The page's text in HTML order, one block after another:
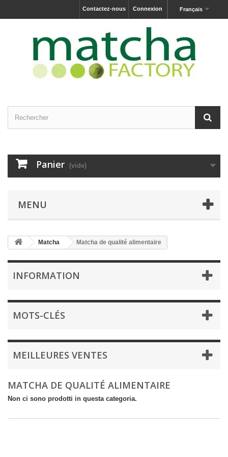
Français
Connexion
Contactez-nous
Panier (vide)
MENU
Matcha Matcha de qualité alimentaire
INFORMATION
MOTS-CLÉS
MEILLEURES VENTES
MATCHA DE QUALITÉ ALIMENTAIRE
Non ci sono prodotti in questa categoria.